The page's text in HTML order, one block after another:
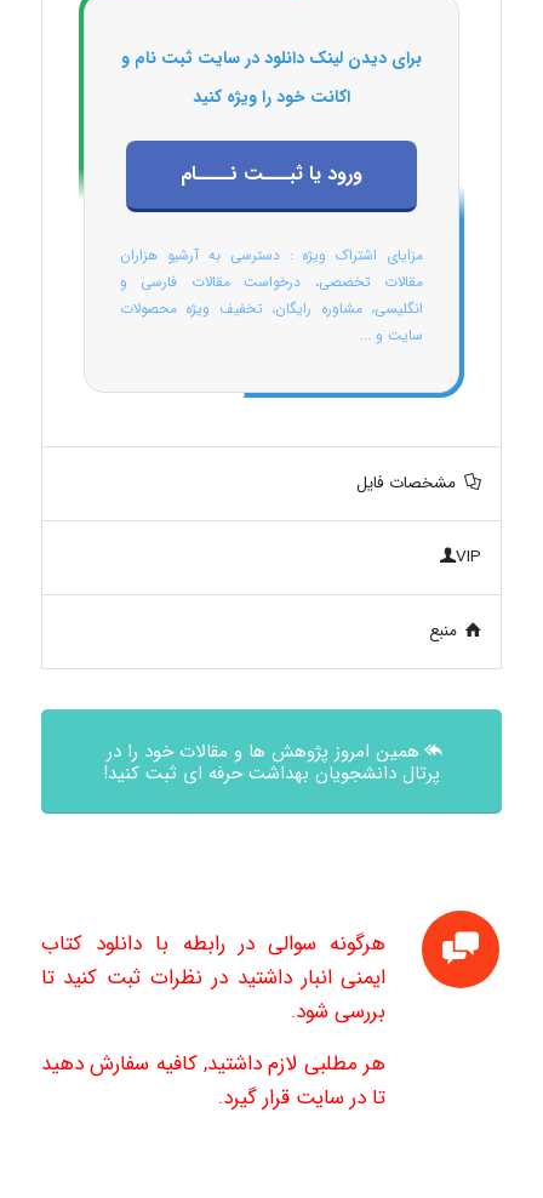
برای دیدن لینک دانلود در سایت ثبت نام و
اکانت خود را ویژه کنید
ورود یا ثبـــت نــــام
مزایای اشتراک ویژه : دسترسی به آرشیو هزاران
مقالات تخصصی، درخواست مقالات فارسی و
انگلیسی، مشاوره رایگان، تخفیف ویژه محصولات
سایت و ...
مشخصات فایل
VIP
منبع
همین امروز پژوهش ها و مقالات خود را در
پرتال دانشجویان بهداشت حرفه ای ثبت کنید!
هرگونه سوالی در رابطه با دانلود کتاب
ایمنی انبار داشتید در نظرات ثبت کنید تا
بررسی شود.
هر مطلبی لازم داشتید, کافیه سفارش دهید
تا در سایت قرار گیرد.